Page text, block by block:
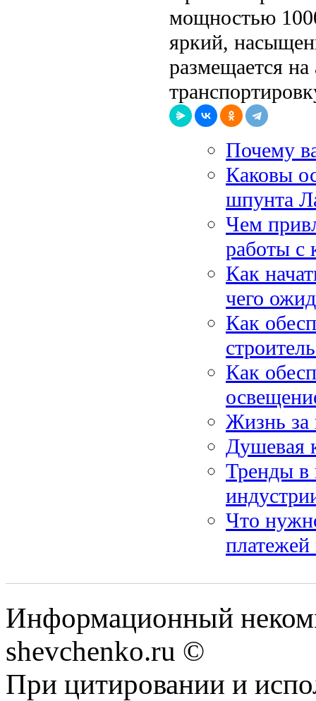
мощностью
яркий,
размещается
Почему
Каковы
шпунта
Чем
работы с
Как
чего
Как
Как
Жизнь за
Душевая
Тренды в
Что
Информационный
shevchenko.ru ©
При цитировании и